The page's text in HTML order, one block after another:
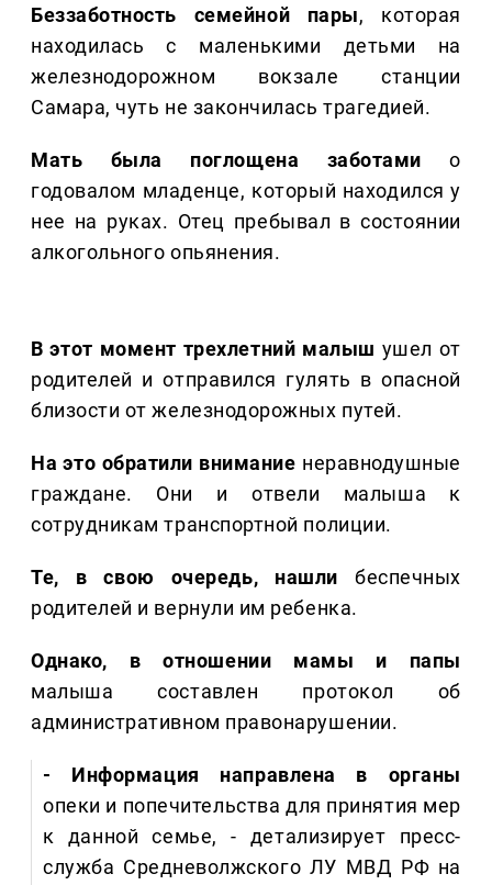
Беззаботность семейной пары, которая
находилась с маленькими детьми на
железнодорожном вокзале станции
Самара, чуть не закончилась трагедией.
Мать была поглощена заботамио
годовалом младенце, который находился у
нее на руках. Отец пребывал в состоянии
алкогольного опьянения.
В этот момент трехлетний малыш ушел от
родителей и отправился гулять в опасной
близости от железнодорожных путей.
На это обратили внимание неравнодушные
граждане. Они и отвели малыша к
сотрудникам транспортной полиции.
Те, в свою очередь, нашли беспечных
родителей и вернули им ребенка.
Однако, в отношении мамы и папы
малыша составлен протокол об
административном правонарушении.
- Информация направлена в органы
опеки и попечительства для принятия мер
к данной семье, - детализирует пресс-
служба Средневолжского ЛУ МВД РФ на